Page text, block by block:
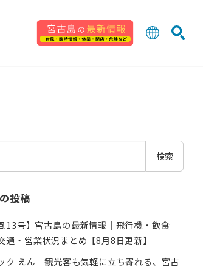
検索
投稿
13号】宮古島の最新情報｜飛行機・飲食
通・営業状況まとめ【8月8日更新】
ク えん｜観光客も気軽に立ち寄れる、宮古